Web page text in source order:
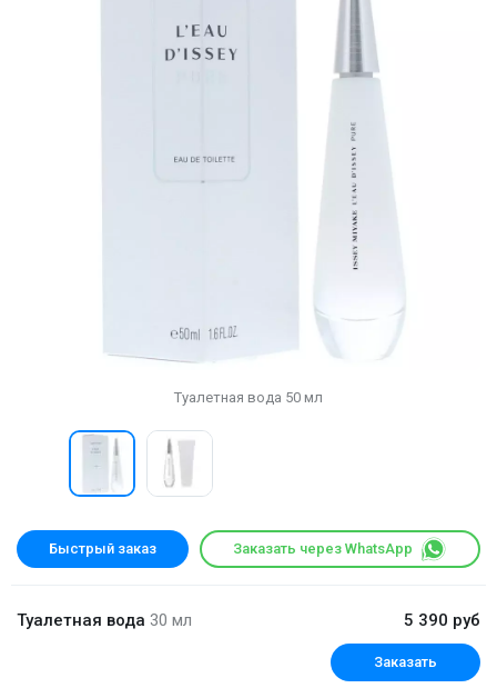
Туалетная вода 50 мл
Быстрый заказ Заказать через WhatsApp
Туалетная вода 30 мл 5 390 руб
Заказать